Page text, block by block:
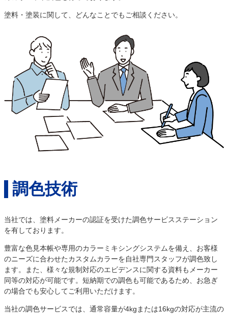
塗料・塗装に関して、どんなことでもご相談ください。
調色技術
当社では、塗料メーカーの認証を受けた調色サービスステーション
を有しております。
豊富な色見本帳や専用のカラーミキシングシステムを備え、お客様
のニーズに合わせたカスタムカラーを自社専門スタッフが調色致し
ます。また、様々な規制対応のエビデンスに関する資料もメーカー
同等の対応が可能です。短納期での調色も可能であるため、お急ぎ
の場合でも安心してご利用いただけます。
当社の調色サービスでは、通常容量が4kgまたは16kgの対応が主流の